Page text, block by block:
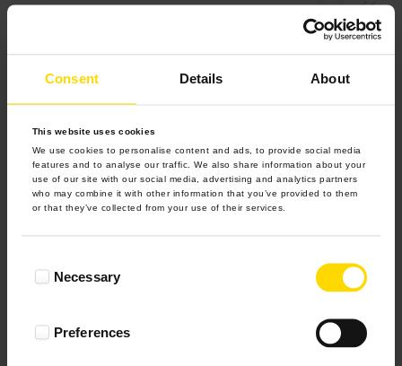
Consent Details About
This website uses cookies
We use cookies to personalise content and ads, to provide social media
features and to analyse our traffic. We also share information about your
use of our site with our social media, advertising and analytics partners
who may combine it with other information that you’ve provided to them
or that they’ve collected from your use of their services.
SelectionNecessary
Preferences
Łatwe projektowanie polecam. Trochę drogo a po za tym
5.0 z 5.0